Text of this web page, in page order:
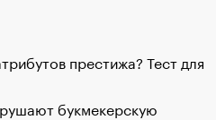
престижа? Тест для
букмекерскую